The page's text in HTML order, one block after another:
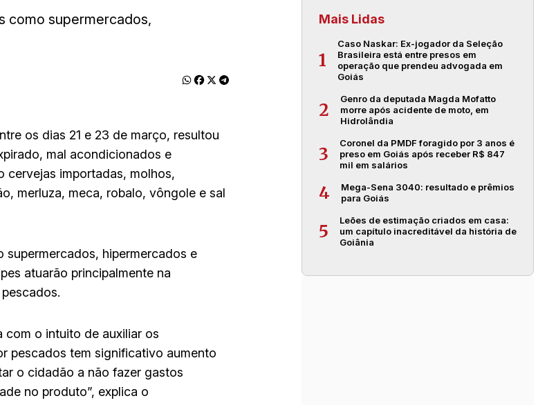
como supermercados,
os dias 21 e 23 de março, resultou
mal acondicionados e
cervejas importadas, molhos,
merluza, meca, robalo, vôngole e sal
hipermercados e
atuarão principalmente na
com o intuito de auxiliar os
pescados tem significativo aumento
o cidadão a não fazer gastos
no produto”, explica o
Mais Lidas
1
Caso Naskar: Ex-jogador da Seleção
Brasileira está entre presos em
operação que prendeu advogada em
Goiás
2
Genro da deputada Magda Mofatto
morre após acidente de moto, em
Hidrolândia
3
Coronel da PMDF foragido por 3 anos é
preso em Goiás após receber R$ 847
mil em salários
4
Mega-Sena 3040: resultado e prêmios
para Goiás
5
Leões de estimação criados em casa:
um capítulo inacreditável da história de
Goiânia